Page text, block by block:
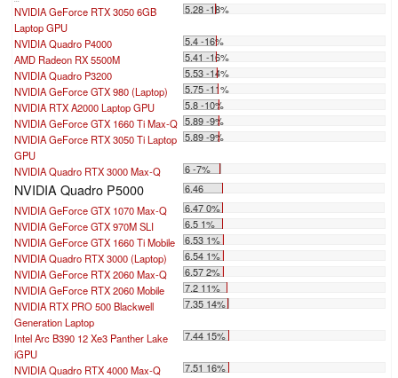
NVIDIA GeForce RTX 3050 6GB
Laptop GPU
5.28 -18%
NVIDIA Quadro P4000
5.4 -16%
AMD Radeon RX 5500M
5.41 -16%
NVIDIA Quadro P3200
5.53 -14%
NVIDIA GeForce GTX 980 (Laptop)
5.75 -11%
NVIDIA RTX A2000 Laptop GPU
5.8 -10%
NVIDIA GeForce GTX 1660 Ti Max-Q 5.89 -9%
NVIDIA GeForce RTX 3050 Ti Laptop
GPU
5.89 -9%
NVIDIA Quadro RTX 3000 Max-Q 6 -7%
NVIDIA Quadro P5000
6.46
NVIDIA GeForce GTX 1070 Max-Q
6.47 0%
NVIDIA GeForce GTX 970M SLI
6.5 1%
NVIDIA GeForce GTX 1660 Ti Mobile
6.53 1%
NVIDIA Quadro RTX 3000 (Laptop)
6.54 1%
NVIDIA GeForce RTX 2060 Max-Q
6.57 2%
NVIDIA GeForce RTX 2060 Mobile
7.2 11%
NVIDIA RTX PRO 500 Blackwell
Generation Laptop
7.35 14%
Intel Arc B390 12 Xe3 Panther Lake
iGPU
7.44 15%
NVIDIA Quadro RTX 4000 Max-Q 7.51 16%